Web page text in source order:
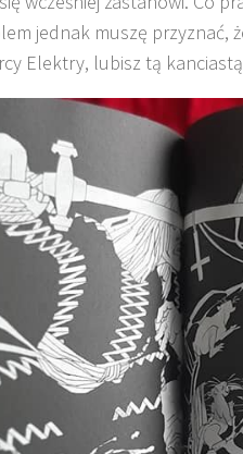
jednak muszę przyznać,
Elektry, lubisz tą